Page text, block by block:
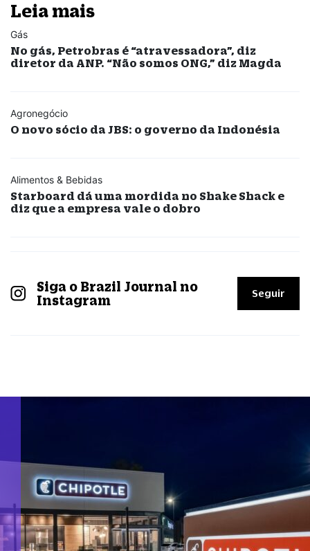
Leia mais
Gás
No gás, Petrobras é “atravessadora”, diz
diretor da ANP. “Não somos ONG,” diz Magda
Agronegócio
O novo sócio da JBS: o governo da Indonésia
Alimentos & Bebidas
Starboard dá uma mordida no Shake Shack e
diz que a empresa vale o dobro
Siga o Brazil Journal no
Instagram
Seguir